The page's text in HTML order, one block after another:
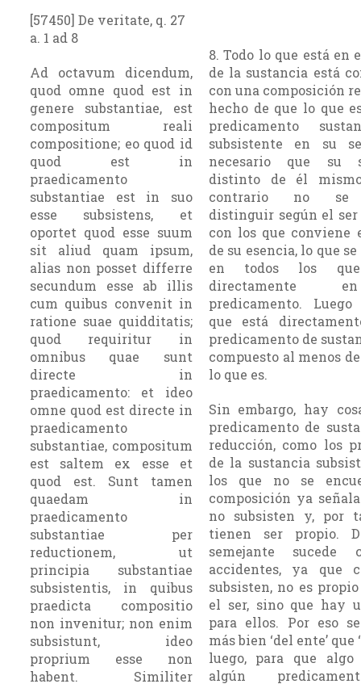
[57450] De veritate, q. 27
a. 1 ad 8
Ad octavum dicendum,
quod omne quod est in
genere substantiae, est
compositum reali
compositione; eo quod id
quod est in
praedicamento
substantiae est in suo
esse subsistens, et
oportet quod esse suum
sit aliud quam ipsum,
alias non posset differre
secundum esse ab illis
cum quibus convenit in
ratione suae quidditatis;
quod requiritur in
omnibus quae sunt
directe in
praedicamento: et ideo
omne quod est directe in
praedicamento
substantiae, compositum
est saltem ex esse et
quod est. Sunt tamen
quaedam in
praedicamento
substantiae per
reductionem, ut
principia substantiae
subsistentis, in quibus
praedicta compositio
non invenitur; non enim
subsistunt, ideo
proprium esse non
habent. Similiter
8. Todo lo que está en
de la sustancia está
con una composición
hecho de que lo que
predicamento
subsistente en su
necesario que su
distinto de él
contrario no se
distinguir según el ser
con los que conviene
de su esencia, lo que
en todos los
directamente
predicamento.
que está
predicamento de
compuesto al menos
lo que es.
Sin embargo, hay
predicamento de
reducción, como los
de la sustancia
los que no se
composición ya
no subsisten y, por
tienen ser propio.
semejante sucede
accidentes, ya que
subsisten, no es
el ser, sino que hay
para ellos. Por eso
más bien ‘del ente’ que
luego, para que
algún